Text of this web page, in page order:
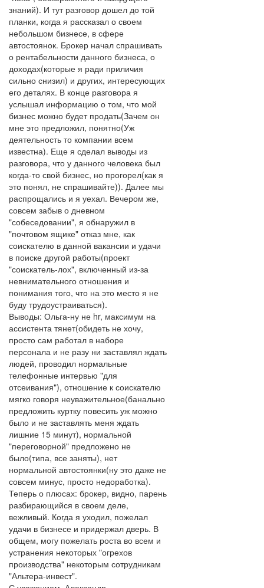
знаний). И тут разговор дошел до той
планки, когда я рассказал о своем
небольшом бизнесе, в сфере
автостоянок. Брокер начал спрашивать
о рентабельности данного бизнеса, о
доходах(которые я ради приличия
сильно снизил) и других, интересующих
его деталях. В конце разговора я
услышал информацию о том, что мой
бизнес можно будет продать(Зачем он
мне это предложил, понятно(Уж
деятельность то компании всем
известна). Еще я сделал выводы из
разговора, что у данного человека был
когда-то свой бизнес, но прогорел(как я
это понял, не спрашивайте)). Далее мы
распрощались и я уехал. Вечером же,
совсем забыв о дневном
"собеседовании", я обнаружил в
"почтовом ящике" отказ мне, как
соискателю в данной вакансии и удачи
в поиске другой работы(проект
"соискатель-лох", включенный из-за
невнимательного отношения и
понимания того, что на это место я не
буду трудоустраиваться).
Выводы: Ольга-ну не hr, максимум на
ассистента тянет(обидеть не хочу,
просто сам работал в наборе
персонала и не разу ни заставлял ждать
людей, проводил нормальные
телефонные интервью "для
отсеивания"), отношение к соискателю
мягко говоря неуважительное(банально
предложить куртку повесить уж можно
было и не заставлять меня ждать
лишние 15 минут), нормальной
"переговорной" предложено не
было(типа, все заняты), нет
нормальной автостоянки(ну это даже не
совсем минус, просто недоработка).
Теперь о плюсах: брокер, видно, парень
разбирающийся в своем деле,
вежливый. Когда я уходил, пожелал
удачи в бизнесе и придержал дверь. В
общем, могу пожелать роста во всем и
устранения некоторых "огрехов
производства" некоторым сотрудникам
"Альтера-инвест".